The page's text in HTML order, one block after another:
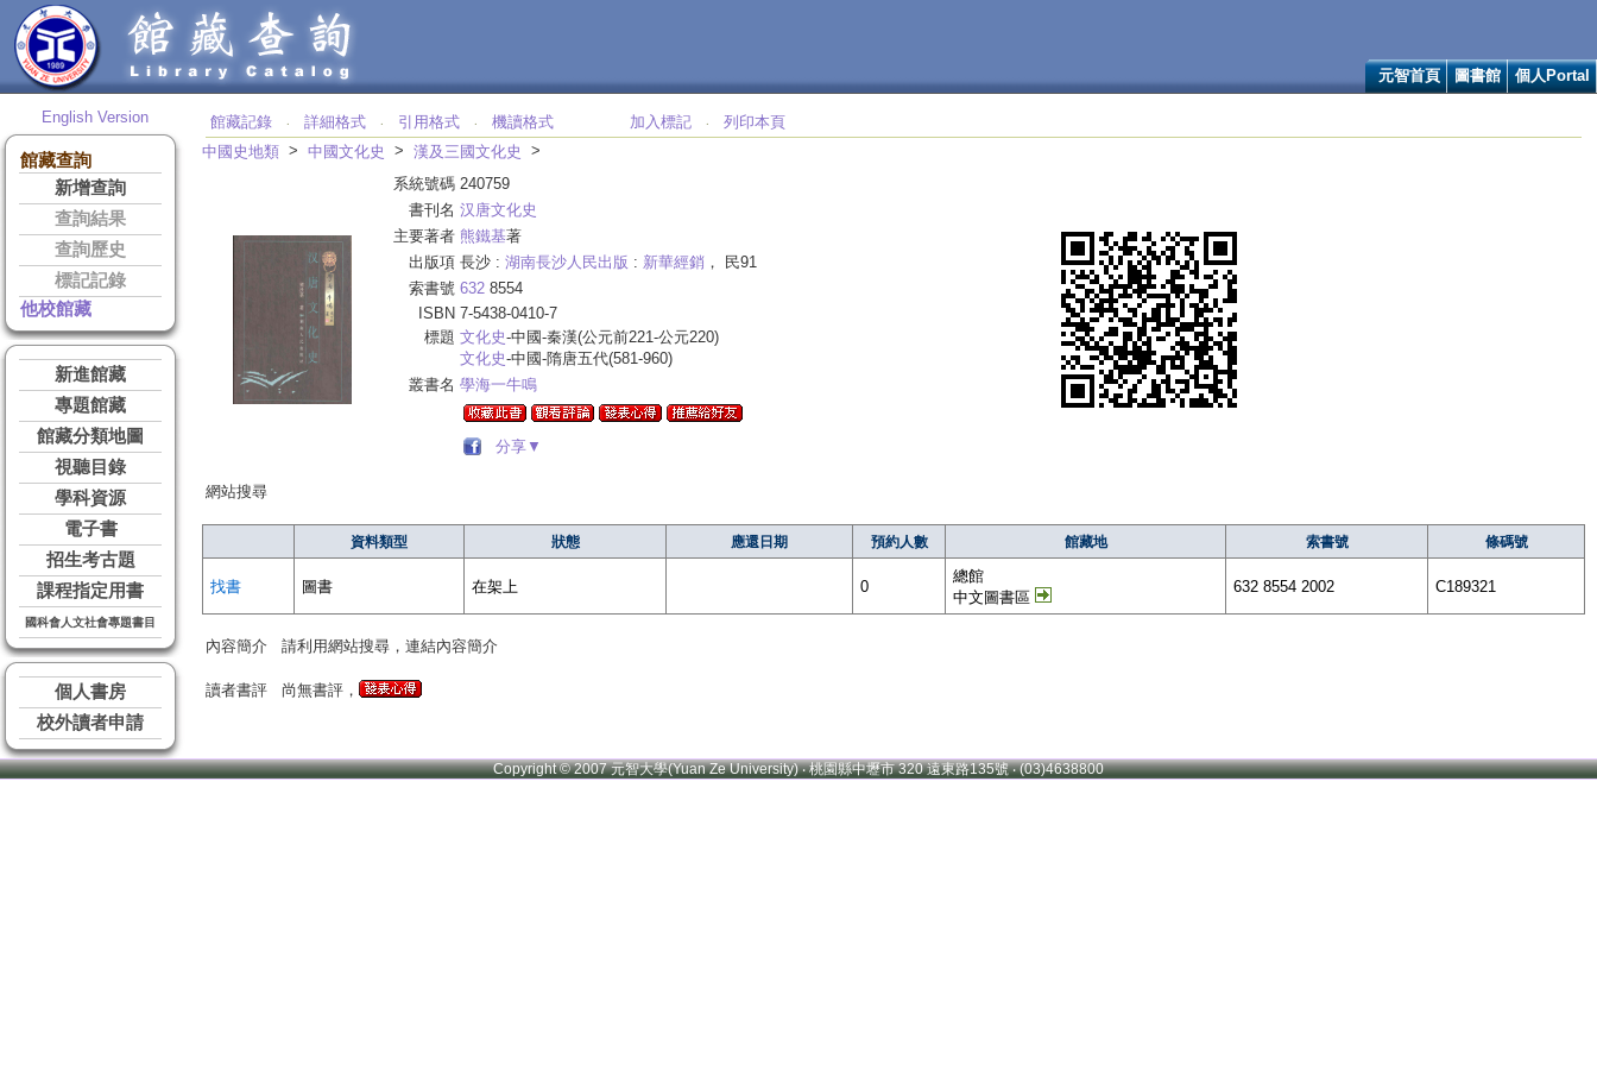
元智首頁 圖書館 個人Portal
English Version
館藏查詢
新增查詢
查詢結果
查詢歷史
標記記錄
他校館藏
新進館藏
專題館藏
館藏分類地圖
視聽目錄
學科資源
電子書
招生考古題
課程指定用書
國科會人文社會專題書目
個人書房
校外讀者申請
館藏記錄 ‧ 詳細格式 ‧ 引用格式 ‧ 機讀格式 加入標記 ‧
列印本頁
中國史地類 > 中國文化史 > 漢及三國文化史
>
系統號碼 240759
書刊名 汉唐文化史
主要著者 熊鐵基著
出版項 長沙 : 湖南長沙人民出版 : 新華經銷 ， 民91
索書號 632 8554
ISBN 7-5438-0410-7
標題 文化史-中國-秦漢(公元前221-公元220)
文化史-中國-隋唐五代(581-960)
叢書名 學海一牛鳴
分享▼
網站搜尋
資料類型 狀態 應還日期 預約人數 館藏地 索書號 條碼號
找書 圖書 在架上 0
總館
中文圖書區
632 8554 2002 C189321
內容簡介 請利用網站搜尋，連結內容簡介
讀者書評 尚無書評，
Copyright © 2007 元智大學(Yuan Ze University) ‧ 桃園縣中壢市 320 遠東路135號 ‧ (03)4638800